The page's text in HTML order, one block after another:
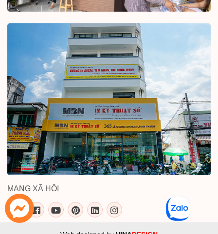
MẠNG XÃ HỘI
inkythuatso.com trên các mạng xã